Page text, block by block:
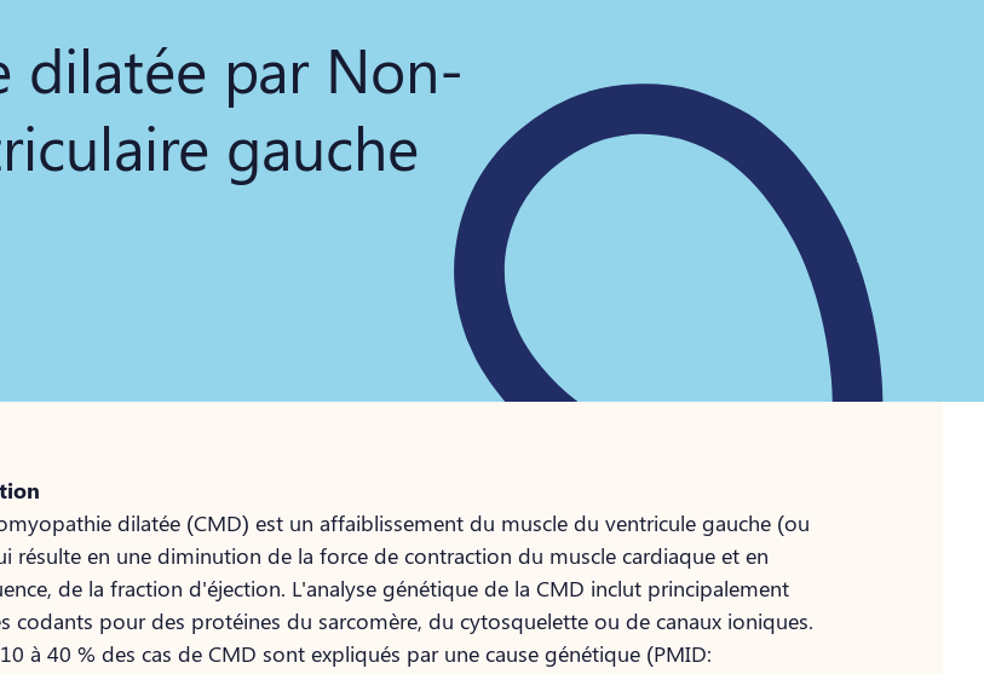
dilatée par Non-
gauche
dilatée (CMD) est un affaiblissement du muscle du ventricule gauche (ou
résulte en une diminution de la force de contraction du muscle cardiaque et en
de la fraction d'éjection. L'analyse génétique de la CMD inclut principalement
codants pour des protéines du sarcomère, du cytosquelette ou de canaux ioniques.
à 40 % des cas de CMD sont expliqués par une cause génétique (PMID: